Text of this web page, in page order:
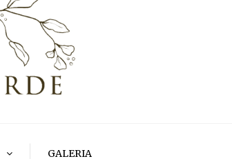
GALERIA